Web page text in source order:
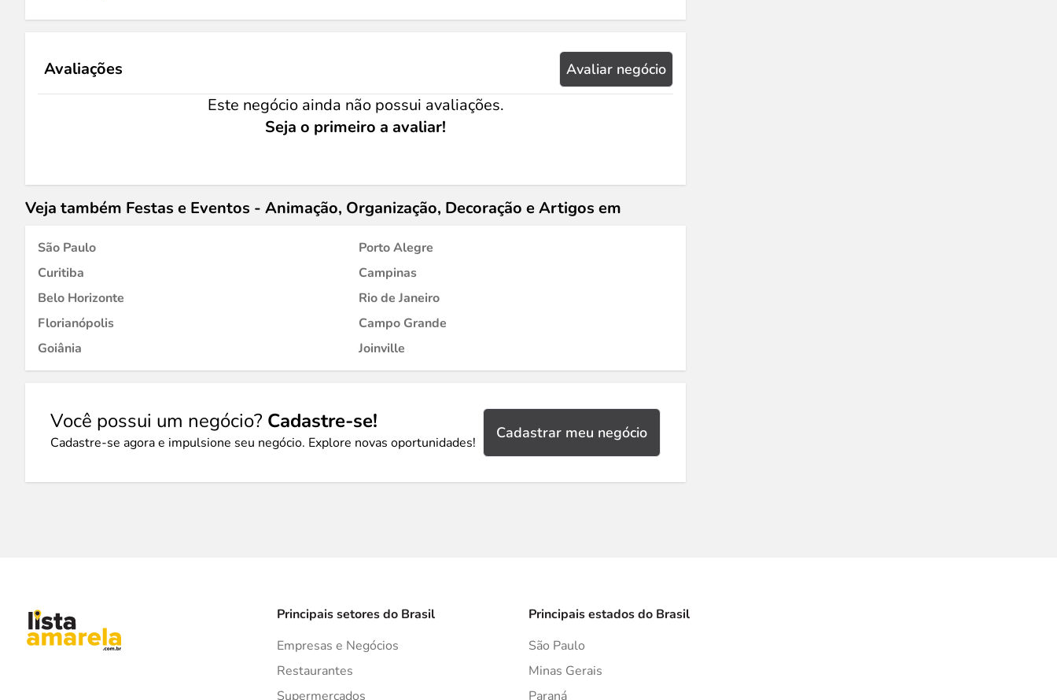
Avaliações Avaliar negócio
Este negócio ainda não possui avaliações.
Seja o primeiro a avaliar!
Veja também Festas e Eventos - Animação, Organização, Decoração e Artigos em
São Paulo
Porto Alegre
Curitiba
Campinas
Belo Horizonte
Rio de Janeiro
Florianópolis
Campo Grande
Goiânia
Joinville
Você possui um negócio? Cadastre-se!
Cadastre-se agora e impulsione seu negócio. Explore novas oportunidades!
Cadastrar meu negócio
Principais setores do Brasil
Empresas e Negócios
Restaurantes
Supermercados
Principais estados do Brasil
São Paulo
Minas Gerais
Paraná